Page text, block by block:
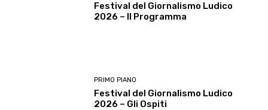
Festival del Giornalismo Ludico
2026 – Il Programma
PRIMO PIANO
Festival del Giornalismo Ludico
2026 – Gli Ospiti